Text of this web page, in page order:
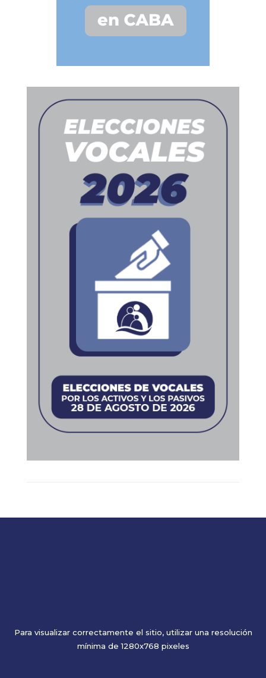
Para visualizar correctamente el sitio, utilizar una resolución
mínima de 1280x768 pixeles